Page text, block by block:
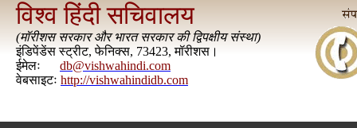
विश्व हिंदी सचिवालय
(मॉरीशस सरकार और भारत सरकार की द्विपक्षीय संस्था)
इंडिपेंडेंस स्ट्रीट, फेनिक्स, 73423, मॉरीशस।
ईमेलः
db@vishwahindi.com
वेबसाइटः http://vishwahindidb.com